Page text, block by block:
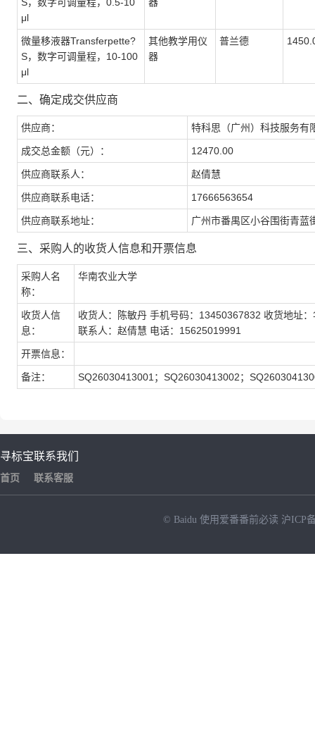
μl
微量移液器Transferpette?
S，数字可调量程，10-100
μl
其他教学用仪
器
普兰德
二、确定成交供应商
供应商： 特科思（广州）科技服务有
成交总金额（元）： 12470.00
供应商联系人： 赵倩慧
供应商联系电话： 17666563654
供应商联系地址： 广州市番禺区小谷围街青蓝
三、采购人的收货人信息和开票信息
采购人名
称：
华南农业大学
收货人信
息：
收货人：陈敏丹 手机号码：13450367832 收货地址
联系人：赵倩慧 电话：15625019991
开票信息：
备注： SQ26030413001；SQ26030413002；
寻标宝
首页
联系我们
联系客服
© Baidu 使用爱番番前必读 沪ICP